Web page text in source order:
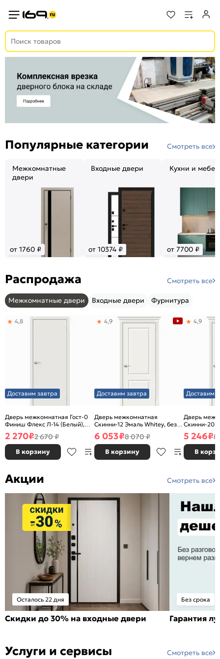
Популярные категории Смотреть все
Межкомнатные
двери
от 1760 ₽
Входные двери
от 10374 ₽
Кухни и
от 7700 ₽
Распродажа Смотреть все
Межкомнатные двери Входные двери Фурнитура
Доставим завтра
Дверь межкомнатная Гост-0
Финиш Флекс Л-14 (Белый),
глухая, каркасно-щитовая
4,8
2 270₽2 670 ₽
В корзину
Доставим завтра
Дверь межкомнатная
Скинни-12 Эмаль Whitey, без
декора, глухая, без стекла,
без кромки, скиновая
4,9
6 053₽8 070 ₽
В корзину
Доставим
Дверь
Скинни-20
декора,
без кромки,
4,9
5 246₽8
В
Акции Смотреть все
Осталось 22 дня
Скидки до 30% на входные двери
Без срока
Гарантия
Услуги и сервисы Смотреть все